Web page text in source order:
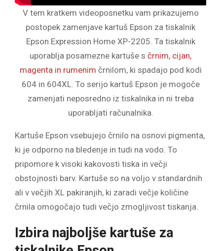
V tem kratkem videoposnetku vam prikazujemo
postopek zamenjave kartuš Epson za tiskalnik
Epson Expression Home XP-2205. Ta tiskalnik
uporablja posamezne kartuše s črnim, cijan,
magenta in rumenim črnilom, ki spadajo pod kodi
604 in 604XL. To serijo kartuš Epson je mogoče
zamenjati neposredno iz tiskalnika in ni treba
uporabljati računalnika.
Kartuše Epson vsebujejo črnilo na osnovi pigmenta,
ki je odporno na bledenje in tudi na vodo. To
pripomore k visoki kakovosti tiska in večji
obstojnosti barv. Kartuše so na voljo v standardnih
ali v večjih XL pakiranjih, ki zaradi večje količine
črnila omogočajo tudi večjo zmogljivost tiskanja.
Izbira najboljše kartuše za